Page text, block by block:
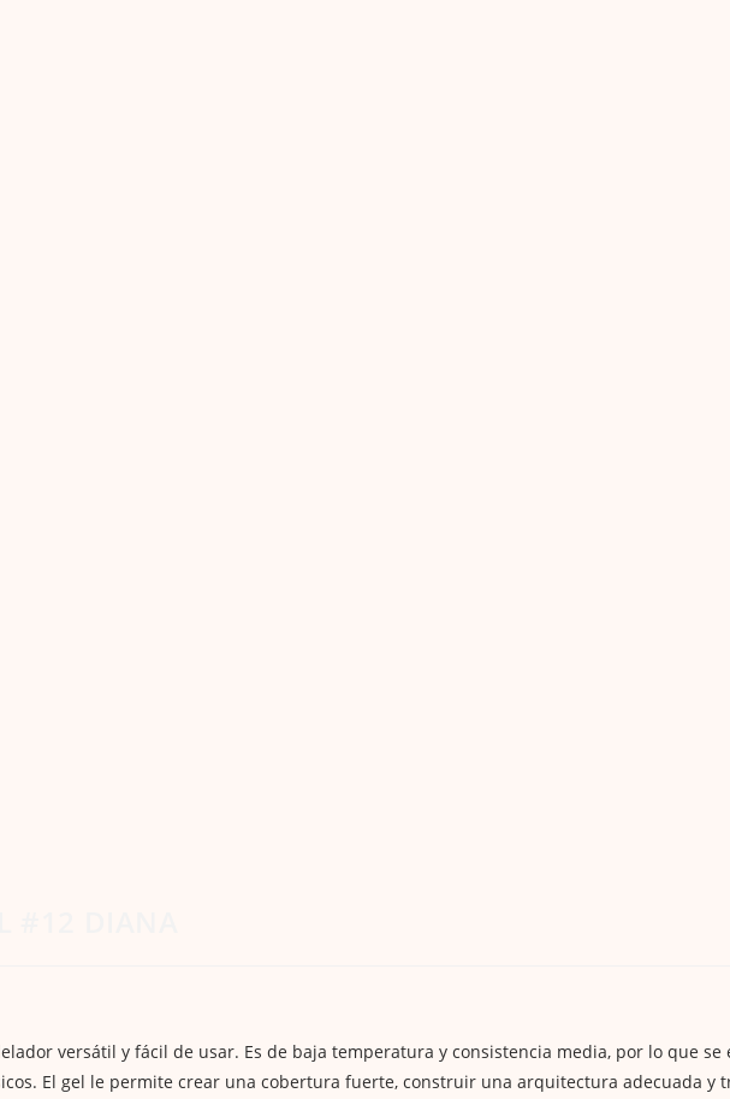
versátil y fácil de usar. Es de baja temperatura y consistencia media, por lo que
El gel le permite crear una cobertura fuerte, construir una arquitectura adecuada y